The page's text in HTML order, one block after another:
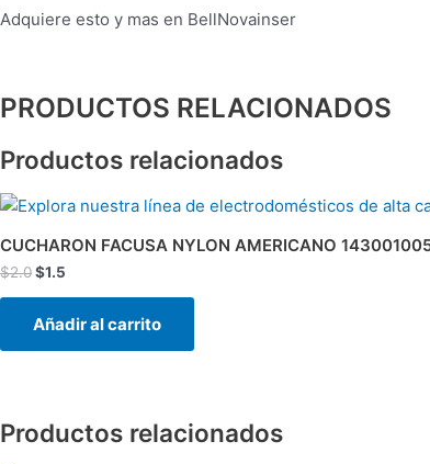
Adquiere esto y mas en BellNovainser
PRODUCTOS RELACIONADOS
Productos relacionados
CUCHARON FACUSA NYLON AMERICANO
$2.0
El
precio
original
era:
$2.0.
$1.5
El
actual
es:
Añadir al carrito
Productos relacionados